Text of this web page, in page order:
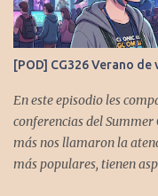
[POD] CG326 Verano
En este episodio les
conferencias del Summer
más nos llamaron la
más populares, tienen